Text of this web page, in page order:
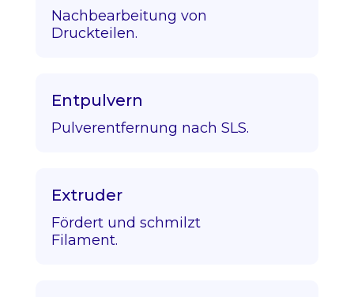
Nachbearbeitung von
Druckteilen.
Entpulvern
Pulverentfernung nach SLS.
Extruder
Fördert und schmilzt
Filament.